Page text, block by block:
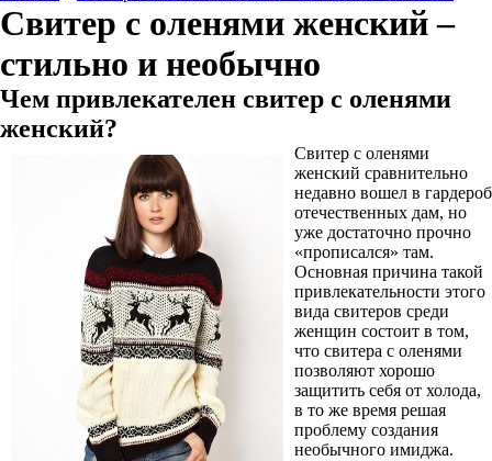
Свитер с оленями женский –
стильно и необычно
Чем привлекателен свитер с оленями
женский?
Свитер с оленями
женский сравнительно
недавно вошел в гардероб
отечественных дам, но
уже достаточно прочно
«прописался» там.
Основная причина такой
привлекательности этого
вида свитеров среди
женщин состоит в том,
что свитера с оленями
позволяют хорошо
защитить себя от холода,
в то же время решая
проблему создания
необычного имиджа.